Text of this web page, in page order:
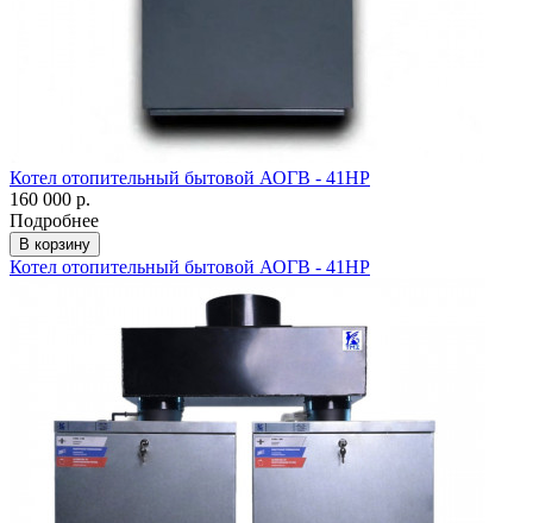
Котел отопительный бытовой АОГВ - 41НР
160 000 р.
Подробнее
В корзину
Котел отопительный бытовой АОГВ - 41НР